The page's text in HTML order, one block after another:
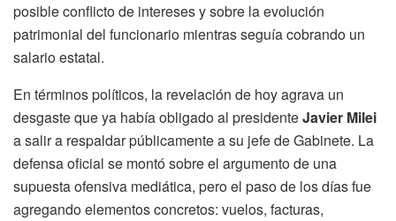
posible conflicto de intereses y sobre la evolución
patrimonial del funcionario mientras seguía cobrando un
salario estatal.
En términos políticos, la revelación de hoy agrava un
desgaste que ya había obligado al presidenteJavier Milei
a salir a respaldar públicamente a su jefe de Gabinete. La
defensa oficial se montó sobre el argumento de una
supuesta ofensiva mediática, pero el paso de los días fue
agregando elementos concretos: vuelos, facturas,